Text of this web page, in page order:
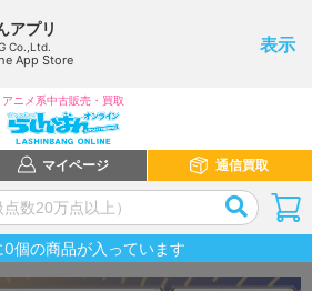
アプリ
Co.,Ltd.
App Store
表示
アニメ系中古販売・買取
マイページ 通信買取
0個の商品が入っています